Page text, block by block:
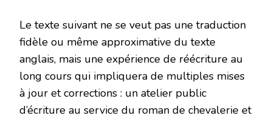
Le texte suivant ne se veut pas une traduction
fidèle ou même approximative du texte
anglais, mais une expérience de réécriture au
long cours qui impliquera de multiples mises
à jour et corrections : un atelier public
d’écriture au service du roman de chevalerie et